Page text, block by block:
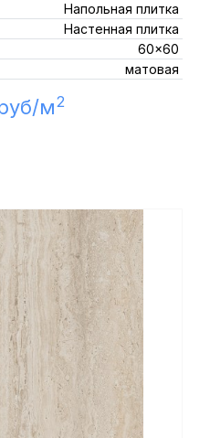
Напольная плитка
Настенная плитка
60x60
матовая
м2